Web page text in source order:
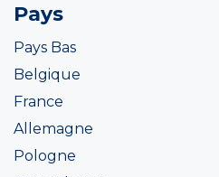
Pays
Pays Bas
Belgique
France
Allemagne
Pologne